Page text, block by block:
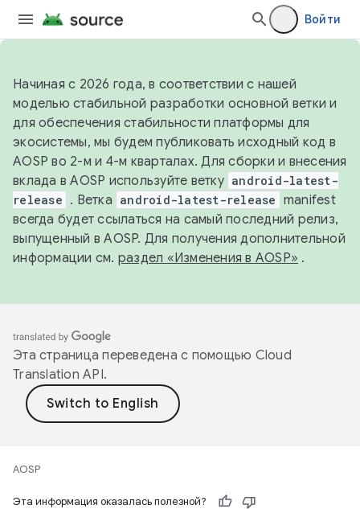
Войти
Начиная с 2026 года, в соответствии с нашей
моделью стабильной разработки основной ветки и
для обеспечения стабильности платформы для
экосистемы, мы будем публиковать исходный код в
AOSP во 2-м и 4-м кварталах. Для сборки и внесения
вклада в AOSP используйте ветку android-latest-
release . Ветка android-latest-release manifest
всегда будет ссылаться на самый последний релиз,
выпущенный в AOSP. Для получения дополнительной
информации см. раздел «Изменения в AOSP» .
Эта страница переведена с помощью Cloud
Translation API.
AOSP
Эта информация оказалась полезной?